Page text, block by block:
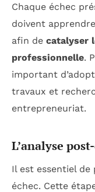
Chaque échec
doivent
afin de catalyser
professionnelle.
important
travaux et
entrepreneuriat.
L’analyse
Il est essentiel de
échec. Cette